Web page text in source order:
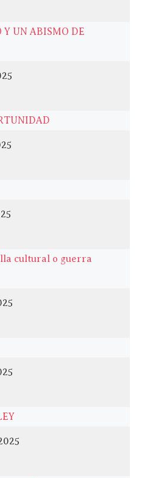
Y UN ABISMO DE
cultural o guerra